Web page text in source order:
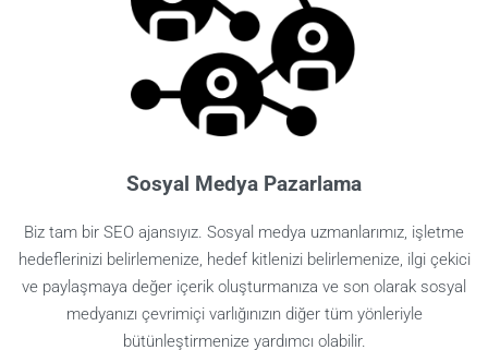
Sosyal Medya Pazarlama
Biz tam bir SEO ajansıyız. Sosyal medya uzmanlarımız, işletme
hedeflerinizi belirlemenize, hedef kitlenizi belirlemenize, ilgi çekici
ve paylaşmaya değer içerik oluşturmanıza ve son olarak sosyal
medyanızı çevrimiçi varlığınızın diğer tüm yönleriyle
bütünleştirmenize yardımcı olabilir.